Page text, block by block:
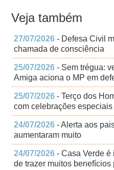
Veja também
27/07/2026 - Defesa Civil
chamada de consciência
25/07/2026 - Sem trégua:
Amiga aciona o MP em
25/07/2026 - Terço dos
com celebrações
24/07/2026 - Alerta aos
aumentaram muito
24/07/2026 - Casa Verde é
de trazer muitos benefícios